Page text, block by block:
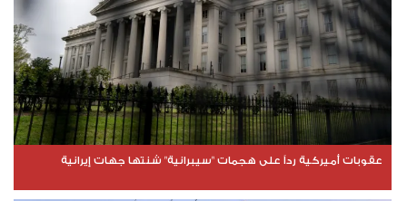
عقوبات أميركية رداً على هجمات "سيبرانية" شنتها جهات إيرانية